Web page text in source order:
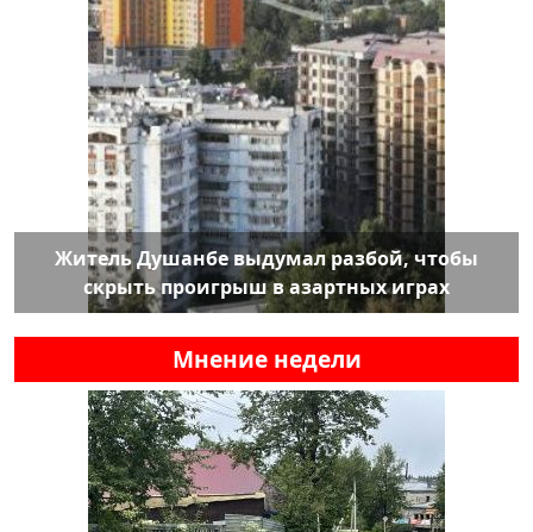
Житель Душанбе выдумал разбой, чтобы
скрыть проигрыш в азартных играх
Мнение недели